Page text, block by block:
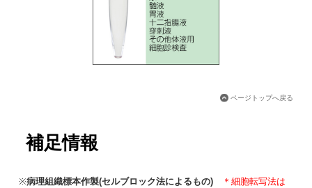
ページトップへ戻る
補足情報
※病理組織標本作製(セルブロック法によるもの)
＊細胞転写法は